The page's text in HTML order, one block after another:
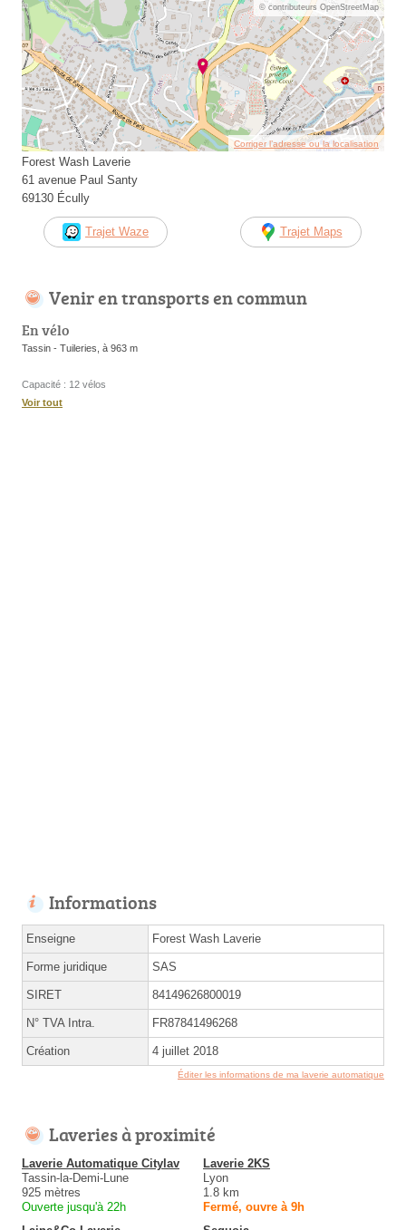
© contributeurs OpenStreetMap
Corriger l’adresse ou la localisation
Forest Wash Laverie
61 avenue Paul Santy
69130 Écully
Trajet Waze Trajet Maps
Venir en transports en commun
En vélo
Tassin - Tuileries, à 963 m
Capacité : 12 vélos
Voir tout
Informations
Enseigne Forest Wash Laverie
Forme juridique SAS
SIRET 84149626800019
N° TVA Intra. FR87841496268
Création 4 juillet 2018
Éditer les informations de ma laverie automatique
Laveries à proximité
Laverie Automatique Citylav
Tassin-la-Demi-Lune
925 mètres
Ouverte jusqu'à 22h
Laverie 2KS
Lyon
1.8 km
Fermé, ouvre à 9h